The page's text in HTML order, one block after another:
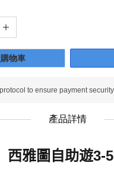
物車
產品詳情
西雅圖自助遊3-5